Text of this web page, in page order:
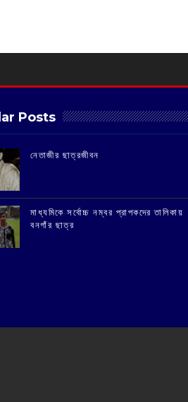
Posts
‌নেতাজীর ছাত্রজীবন
মাধ্যমিকে সর্বোচ্চ নম্বর প্রাপকদের তালিকায়
বনগাঁর ছাত্র